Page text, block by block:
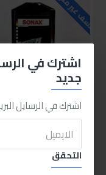
اشترك في
جديد
اشترك في الرسايل
التحقق
400.00LE
اضافة للسلة